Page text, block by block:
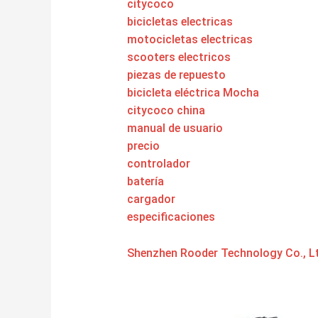
citycoco
bicicletas electricas
motocicletas electricas
scooters electricos
piezas de repuesto
bicicleta eléctrica Mocha
citycoco china
manual de usuario
precio
controlador
batería
cargador
especificaciones
Shenzhen Rooder Technology Co.,